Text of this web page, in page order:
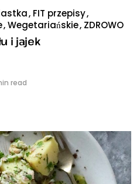
FIT przepisy
Wegetariańskie ZDROWO
i jajek
read